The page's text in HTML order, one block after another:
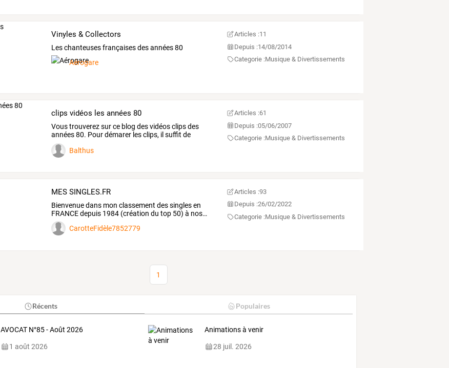
Vinyles & Collectors
Les chanteuses françaises des années 80
Aérogare
Articles :11
Depuis :14/08/2014
Categorie :Musique & Divertissements
clips vidéos les années 80
Voustrouverezsurce blog desvidéosclipsdes
années80. Pourdémarer lesclips, il suffit de
double
Balthus
Articles :61
Depuis :05/06/2007
Categorie :Musique & Divertissements
MES SINGLES.FR
Bienvenuedans mon classement dessinglesen
FRANCEdepuis 1984 (création du top 50) à nos…
CarotteFidèle7852779
Articles :93
Depuis :26/02/2022
Categorie :Musique & Divertissements
1
Récents Populaires
AVOCAT N°85 - Août 2026
1 août 2026
Animations à venir
28 juil. 2026